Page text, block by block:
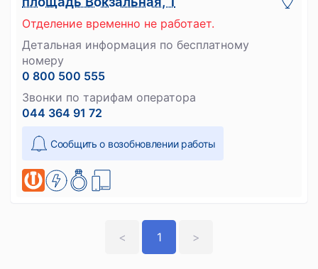
Отделение временно не работает.
Детальная информация по бесплатному
номеру
0 800 500 555
Звонки по тарифам оператора
044 364 91 72
Сообщить о возобновлении работы
< 1 >